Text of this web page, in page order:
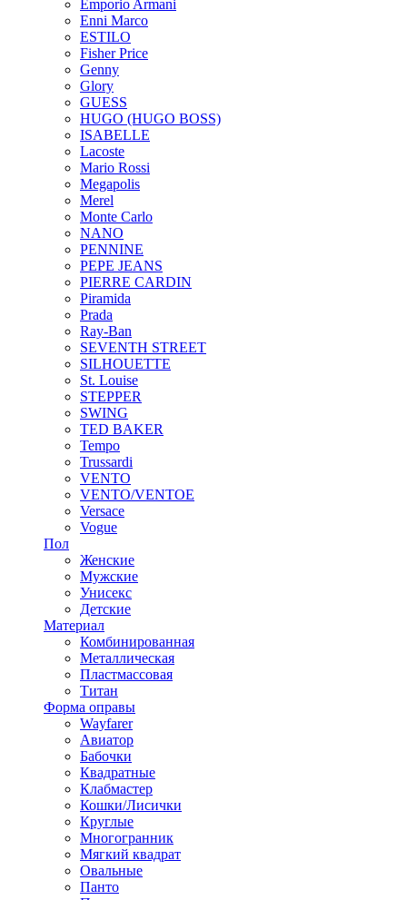
Emporio Armani
Enni Marco
ESTILO
Fisher Price
Genny
Glory
GUESS
HUGO (HUGO BOSS)
ISABELLE
Lacoste
Mario Rossi
Megapolis
Merel
Monte Carlo
NANO
PENNINE
PEPE JEANS
PIERRE CARDIN
Piramida
Prada
Ray-Ban
SEVENTH STREET
SILHOUETTE
St. Louise
STEPPER
SWING
TED BAKER
Tempo
Trussardi
VENTO
VENTO/VENTOE
Versace
Vogue
Пол
Женские
Мужские
Унисекс
Детские
Материал
Комбинированная
Металлическая
Пластмассовая
Титан
Форма оправы
Wayfarer
Авиатор
Бабочки
Квадратные
Клабмастер
Кошки/Лисички
Круглые
Многогранник
Мягкий квадрат
Овальные
Панто